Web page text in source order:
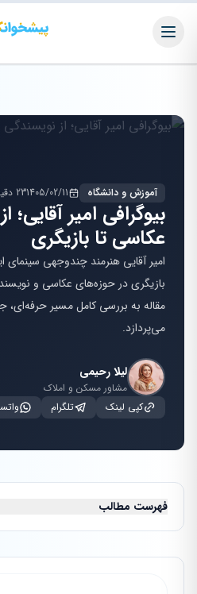
آموزش و دانشگاه 1405/02/1123 دقیقه مطالعه
بیوگرافی امیر آقایی؛
عکاسی تا بازیگری
امیر آقایی هنرمند چندوجهی سینمای
بازیگری در حوزه‌های عکاسی و
مقاله به بررسی کامل مسیر
می‌پردازد.
لیلا رحیمی
مشاور مسکن و املاک
کپی لینک
تلگرام
فهرست مطالب